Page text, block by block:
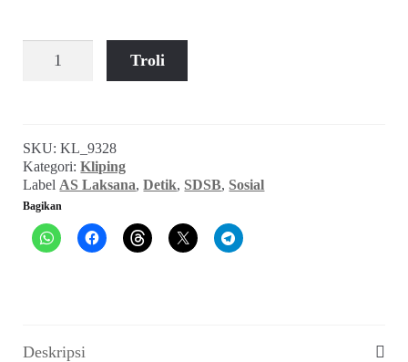
Dermawan
Troli
SKU:KL_9328
Kategori:Kliping
Label AS Laksana,Detik, SDSB, Sosial
Bagikan
Deskripsi